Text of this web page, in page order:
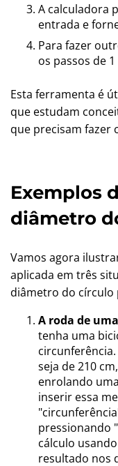
A calculadora
entrada e
Para fazer
os passos de 1
Esta ferramenta é
que estudam
que precisam fazer
Exemplos
diâmetro
Vamos agora
aplicada em três
diâmetro do círculo
A roda de
tenha uma
seja de 210
enrolando
inserir essa
pressionando
cálculo
resultado nos